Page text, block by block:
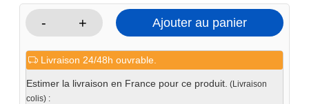
-
quantité
Support
fixation
+ Ajouter au panier
Livraison 24/48h ouvrable.
Estimer la livraison en France pour ce produit. (Livraison
colis) :